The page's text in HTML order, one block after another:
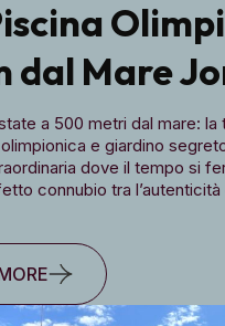
dal Mare
a 500 metri dal mare:
e giardino
dove il tempo si
connubio tra l’autenticità